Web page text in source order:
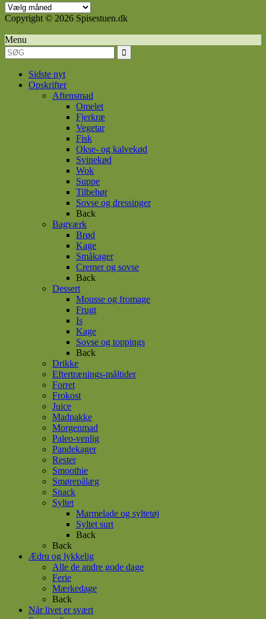
Tidligere
indlæg
Copyright © 2026 Spisestuen.dk
Menu
Sidste nyt
Opskrifter
Aftensmad
Omelet
Fjerkræ
Vegetar
Fisk
Okse- og kalvekød
Svinekød
Wok
Suppe
Tilbehør
Sovse og dressinger
Back
Bagværk
Brød
Kage
Småkager
Cremer og sovse
Back
Dessert
Mousse og fromage
Frugt
Is
Kage
Sovse og toppings
Back
Drikke
Eftertrænings-måltider
Forret
Frokost
Juice
Madpakke
Morgenmad
Paleo-venlig
Pandekager
Rester
Smoothie
Smørepålæg
Snack
Syltet
Marmelade og syltetøj
Syltet surt
Back
Back
Ædru og lykkelig
Alle de andre gode dage
Ferie
Mærkedage
Back
Når livet er svært